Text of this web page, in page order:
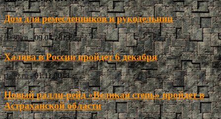
Дом для ремесленников и рукодельниц
ria30.ru - 09.04.2013
Халява в России пройдет 6 декабря
ria30.ru - 01.11.2013
Новый ралли-рейд «Великая степь» пройдет в
Астраханской области